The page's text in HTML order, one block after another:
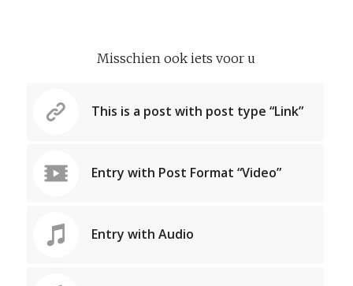
Misschien ook iets voor u
This is a post with post type “Link”
Entry with Post Format “Video”
Entry with Audio